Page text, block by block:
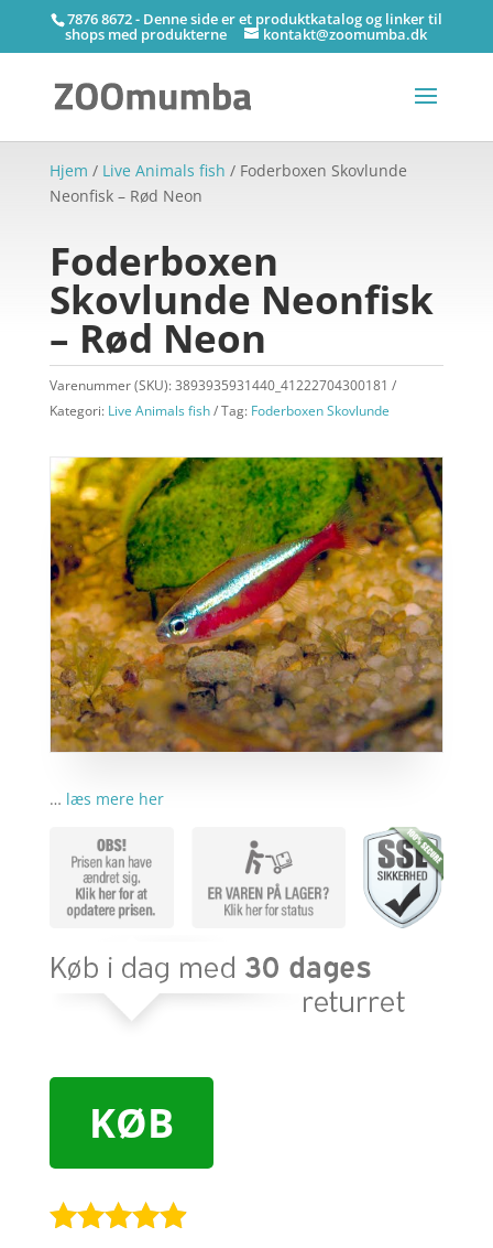
7876 8672 - Denne side er et produktkatalog og linker til
shops med produkterne kontakt@zoomumba.dk
Hjem / Live Animals fish / Foderboxen Skovlunde
Neonfisk – Rød Neon
Foderboxen
Skovlunde Neonfisk
– Rød Neon
Varenummer (SKU):3893935931440_41222704300181
Kategori: Live Animals fish Tag: Foderboxen Skovlunde
… læs mere her
KØB